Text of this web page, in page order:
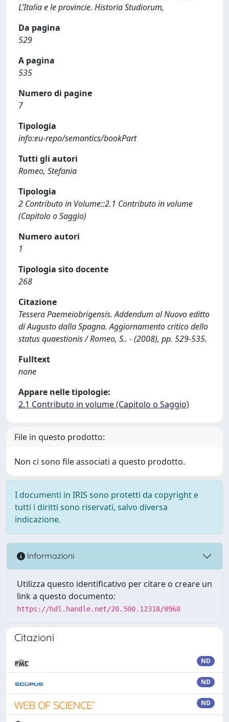
L’Italia e le provincie. Historia Studiorum,
Da pagina
529
A pagina
535
Numero di pagine
7
Tipologia
info:eu-repo/semantics/bookPart
Tutti gli autori
Romeo, Stefania
Tipologia
2 Contributo in Volume::2.1 Contributo in volume
(Capitolo o Saggio)
Numero autori
1
Tipologia sito docente
268
Citazione
Tessera Paemeiobrigensis. Addendum al Nuovo editto
di Augusto dalla Spagna. Aggiornamento critico dello
status quaestionis / Romeo, S.. - (2008), pp. 529-535.
Fulltext
none
Appare nelle tipologie:
2.1 Contributo in volume (Capitolo o Saggio)
File in questo prodotto:
Non ci sono file associati a questo prodotto.
I documenti in IRIS sono protetti da copyright e
tutti i diritti sono riservati, salvo diversa
indicazione.
Informazioni
Utilizza questo identificativo per citare o creare un
link a questo documento:
https://hdl.handle.net/20.500.12318/8968
Citazioni
ND
ND
ND